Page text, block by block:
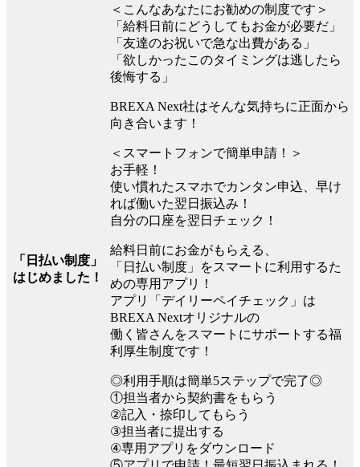
「日払い制度」
はじめました！
＜こんなあなたにお勧めの制度です＞
「給料日前にどうしてもお金が必要だ」
「友達のお祝いで急な出費がある」
「欲しかったこのタイミングは逃したら
後悔する」
BREXA Next社はそんな気持ちに正面から
向き合います！
＜スマートフォンで簡単申請！＞
お手軽！
使い慣れたスマホでカンタン申込、早け
れば働いた翌日振込み！
自分の口座を翌日チェック！
給料日前にお金がもらえる、
「日払い制度」をスマートに利用するた
めの専用アプリ！
アプリ「デイリーペイチェック」は
BREXA Nextオリジナルの
働く皆さんをスマートにサポートする福
利厚生制度です！
◎利用手順は簡単5ステップで完了◎
①担当者から契約書をもらう
②記入・捺印してもらう
③担当者に提出する
④専用アプリをダウンロード